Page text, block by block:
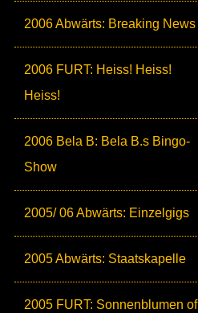
2006 Abwärts: Breaking News
2006 FURT: Heiss! Heiss!
Heiss!
2006 Bela B: Bela B.s Bingo-
Show
2005/ 06 Abwärts: Einzelgigs
2005 Abwärts: Staatskapelle
2005 FURT: Sonnenblumen of